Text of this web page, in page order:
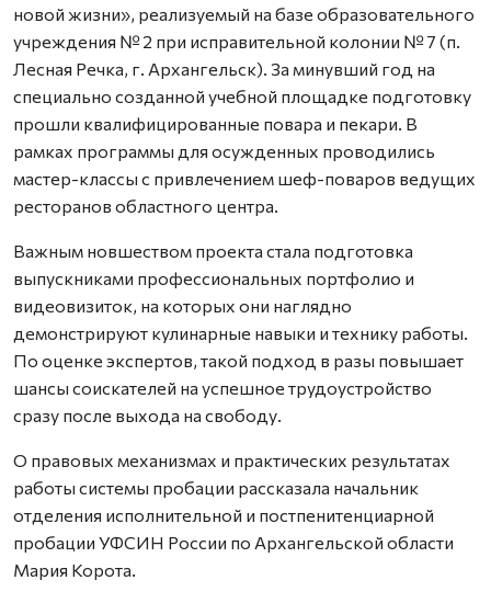
новой жизни», реализуемый на базе образовательного
учреждения № 2 при исправительной колонии № 7 (п.
Лесная Речка, г. Архангельск). За минувший год на
специально созданной учебной площадке подготовку
прошли квалифицированные повара и пекари. В
рамках программы для осужденных проводились
мастер-классы с привлечением шеф-поваров ведущих
ресторанов областного центра.
Важным новшеством проекта стала подготовка
выпускниками профессиональных портфолио и
видеовизиток, на которых они наглядно
демонстрируют кулинарные навыки и технику работы.
По оценке экспертов, такой подход в разы повышает
шансы соискателей на успешное трудоустройство
сразу после выхода на свободу.
О правовых механизмах и практических результатах
работы системы пробации рассказала начальник
отделения исполнительной и постпенитенциарной
пробации УФСИН России по Архангельской области
Мария Корота.